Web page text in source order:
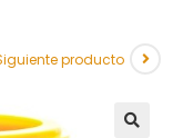
producto